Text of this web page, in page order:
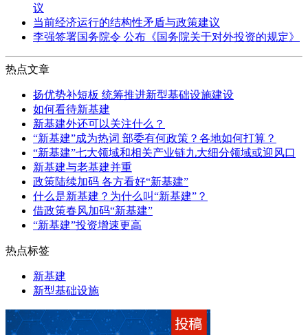
议
当前经济运行的结构性矛盾与政策建议
李强签署国务院令 公布《国务院关于对外投资的规定》
热点文章
扬优势补短板 统筹推进新型基础设施建设
如何看待新基建
新基建外还可以关注什么？
“新基建”成为热词 部委有何政策？各地如何打算？
“新基建”七大领域和相关产业链九大细分领域或迎风口
新基建与老基建并重
政策陆续加码 各方看好“新基建”
什么是新基建？为什么叫“新基建”？
借政策春风加码“新基建”
“新基建”投资增速更高
热点标签
新基建
新型基础设施